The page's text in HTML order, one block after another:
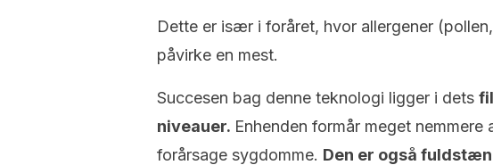
Dette er især i foråret, hvor allergener
påvirke en mest.
Succesen bag denne teknologi ligger i dets
niveauer. Enhenden formår meget
forårsage sygdomme. Den er også